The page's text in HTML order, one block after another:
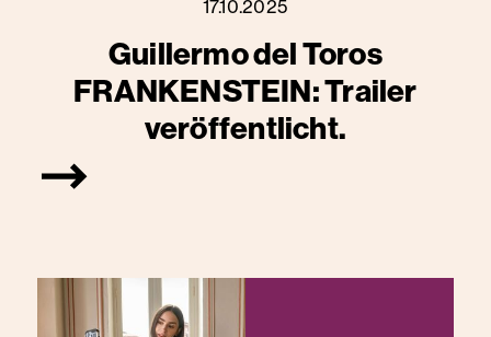
17.10.2025
Guillermo del Toros
FRANKENSTEIN: Trailer
veröffentlicht.